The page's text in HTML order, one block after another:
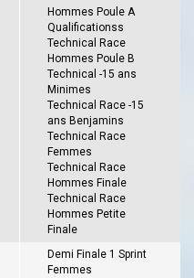
Hommes Poule A
Qualificationss
Technical Race
Hommes Poule B
Technical -15 ans
Minimes
Technical Race -15
ans Benjamins
Technical Race
Femmes
Technical Race
Hommes Finale
Technical Race
Hommes Petite
Finale
Demi Finale 1 Sprint
Femmes